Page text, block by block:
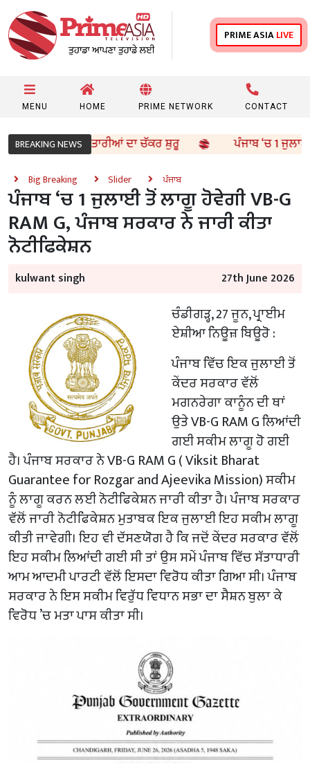
PRIME ASIALIVE
MENU HOME PRIME NETWORK CONTACT
BREAKING NEWS
ਚੋਰੀ ਕੇਸ: ਗ੍ਰਿਫਤਾਰੀਆਂ ਦਾ ਚੱਕਰ ਸ਼ੁਰੂ ਪੰਜਾਬ ‘ਚ 1 ਜੁਲਾਈ ਤੋਂ
Big Breaking Slider ਪੰਜਾਬ
ਪੰਜਾਬ ‘ਚ 1 ਜੁਲਾਈ ਤੋਂ ਲਾਗੂ ਹੋਵੇਗੀ VB-G
RAM G, ਪੰਜਾਬ ਸਰਕਾਰ ਨੇ ਜਾਰੀ ਕੀਤਾ
ਨੋਟੀਫਿਕੇਸ਼ਨ
kulwant singh 27th June 2026
ਚੰਡੀਗੜ੍ਹ, 27 ਜੂਨ, ਪ੍ਰਾਈਮ
ਏਸ਼ੀਆ ਨਿਊਜ਼ ਬਿਊਰੋ :
ਪੰਜਾਬ ਵਿੱਚ ਇਕ ਜੁਲਾਈ ਤੋਂ
ਕੇਂਦਰ ਸਰਕਾਰ ਵੱਲੋਂ
ਮਗਨਰੇਗਾ ਕਾਨੂੰਨ ਦੀ ਥਾਂ
ਉਤੇ VB-G RAM G ਲਿਆਂਦੀ
ਗਈ ਸਕੀਮ ਲਾਗੂ ਹੋ ਗਈ
ਹੈ। ਪੰਜਾਬ ਸਰਕਾਰ ਨੇ VB-G RAM G ( Viksit Bharat
Guarantee for Rozgar and Ajeevika Mission) ਸਕੀਮ
ਨੂੰ ਲਾਗੂ ਕਰਨ ਲਈ ਨੋਟੀਫਿਕੇਸ਼ਨ ਜਾਰੀ ਕੀਤਾ ਹੈ। ਪੰਜਾਬ ਸਰਕਾਰ
ਵੱਲੋਂ ਜਾਰੀ ਨੋਟੀਫਿਕੇਸ਼ਨ ਮੁਤਾਬਕ ਇਕ ਜੁਲਾਈ ਇਹ ਸਕੀਮ ਲਾਗੂ
ਕੀਤੀ ਜਾਵੇਗੀ। ਇਹ ਵੀ ਦੱਸਣਯੋਗ ਹੈ ਕਿ ਜਦੋਂ ਕੇਂਦਰ ਸਰਕਾਰ ਵੱਲੋਂ
ਇਹ ਸਕੀਮ ਲਿਆਂਦੀ ਗਈ ਸੀ ਤਾਂ ਉਸ ਸਮੇਂ ਪੰਜਾਬ ਵਿੱਚ ਸੱਤਾਧਾਰੀ
ਆਮ ਆਦਮੀ ਪਾਰਟੀ ਵੱਲੋਂ ਇਸਦਾ ਵਿਰੋਧ ਕੀਤਾ ਗਿਆ ਸੀ। ਪੰਜਾਬ
ਸਰਕਾਰ ਨੇ ਇਸ ਸਕੀਮ ਵਿਰੁੱਧ ਵਿਧਾਨ ਸਭਾ ਦਾ ਸੈਸ਼ਨ ਬੁਲਾ ਕੇ
ਵਿਰੋਧ ’ਚ ਮਤਾ ਪਾਸ ਕੀਤਾ ਸੀ।